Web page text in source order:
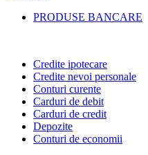
PRODUSE BANCARE
Credite ipotecare
Credite nevoi personale
Conturi curente
Carduri de debit
Carduri de credit
Depozite
Conturi de economii